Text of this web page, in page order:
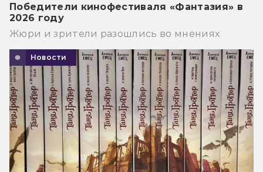
Победители кинофестиваля «Фантазия» в
2026 году
Жюри и зрители разошлись во мнениях
Новости